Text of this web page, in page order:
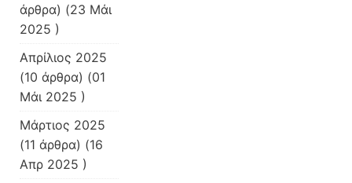
άρθρα) (23 Μάι
2025 )
Απρίλιος 2025
(10 άρθρα) (01
Μάι 2025 )
Μάρτιος 2025
(11 άρθρα) (16
Απρ 2025 )